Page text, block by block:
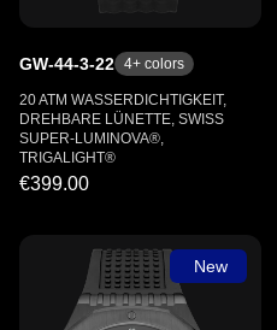
GW-44-3-22 4+ colors
20 ATM WASSERDICHTIGKEIT,
DREHBARE LÜNETTE, SWISS
SUPER-LUMINOVA®,
TRIGALIGHT®
€399.00
New